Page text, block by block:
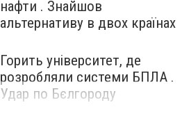
нафти . Знайшов
альтернативу в двох країнах
Горить університет, де
розробляли системи БПЛА .
Удар по Бєлгороду